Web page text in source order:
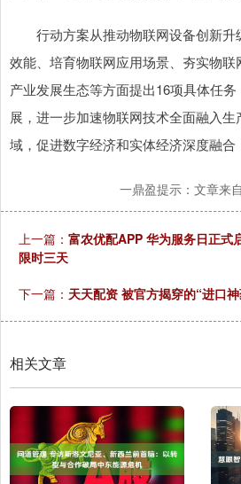
行动方案从推动物联网设备创新升
效能、培育物联网应用场景、夯实物
产业发展生态等方面提出16项具体任
展，进一步加速物联网技术全面融入
域，促进数字经济和实体经济深度融合
一鼎盈提示：文章来
上一篇： 富农优配APP 华为服务日正式
限时三天
下一篇： 天天配资 被官方揭穿的“进口
相关文章